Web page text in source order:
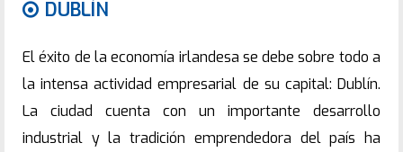
DUBLÍN
El éxito de la economía irlandesa se debe sobre todo a
la intensa actividad empresarial de su capital: Dublín.
La ciudad cuenta con un importante desarrollo
industrial y la tradición emprendedora del país ha